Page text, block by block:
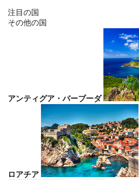
注目の国
その他の国
アンティグア・バーブーダ
ロアチア